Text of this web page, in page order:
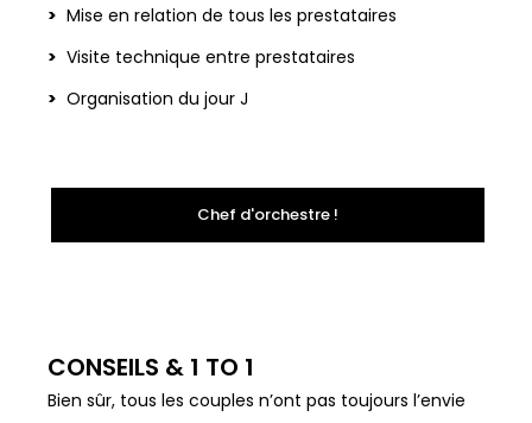
Mise en relation de tous les prestataires
Visite technique entre prestataires
Organisation du jour J
Chef d'orchestre !
CONSEILS & 1 TO 1
Bien sûr, tous les couples n’ont pas toujours l’envie